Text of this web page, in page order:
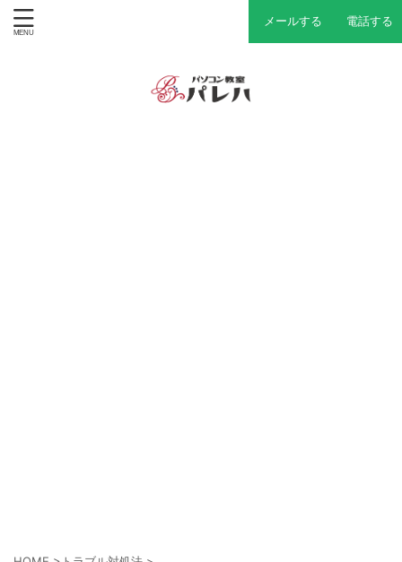
メールする 電話する